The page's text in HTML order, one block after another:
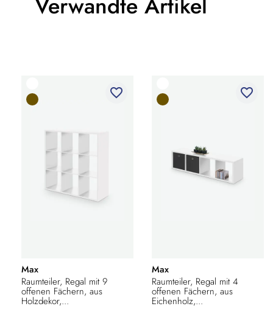
favorite_border
Max
Raumteiler, Regal mit 9
offenen Fächern, aus
Holzdekor,...
favorite_border
Max
Raumteiler, Regal mit 4
offenen Fächern, aus
Eichenholz,...